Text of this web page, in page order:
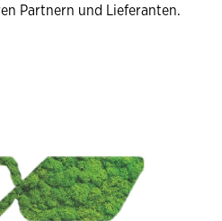
Partnern und Lieferanten.